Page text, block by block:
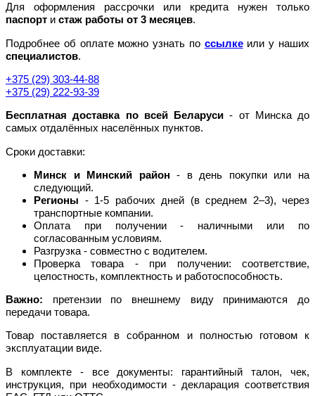
Для оформления рассрочки или кредита нужен только
паспорт и стаж работы от 3 месяцев.
Подробнее об оплате можно узнать по ссылкеили у наших
специалистов.
+375 (29) 303-44-88
+375 (29) 222-93-39
Бесплатная доставка по всей Беларуси - от Минска до
самых отдалённых населённых пунктов.
Сроки доставки:
Минск и Минский район - в день покупки или на
следующий.
Регионы - 1-5 рабочих дней (в среднем 2–3), через
транспортные компании.
Оплата при получении - наличными или по
согласованным условиям.
Разгрузка - совместно с водителем.
Проверка товара - при получении: соответствие,
целостность, комплектность и работоспособность.
Важно: претензии по внешнему виду принимаются до
передачи товара.
Товар поставляется в собранном и полностью готовом к
эксплуатации виде.
В комплекте - все документы: гарантийный талон, чек,
инструкция, при необходимости - декларация соответствия